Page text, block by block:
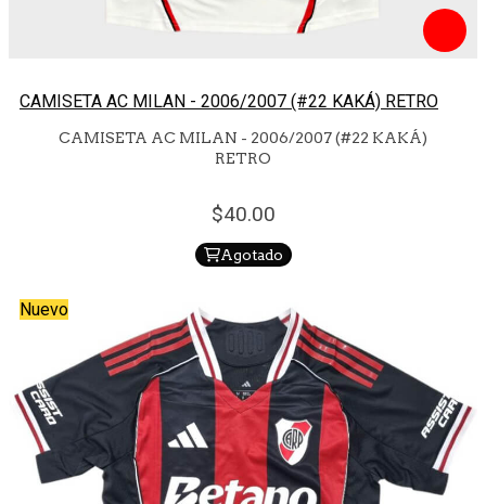
CAMISETA AC MILAN - 2006/2007 (#22 KAKÁ) RETRO
CAMISETA AC MILAN - 2006/2007 (#22 KAKÁ)
RETRO
40.00
Agotado
Nuevo